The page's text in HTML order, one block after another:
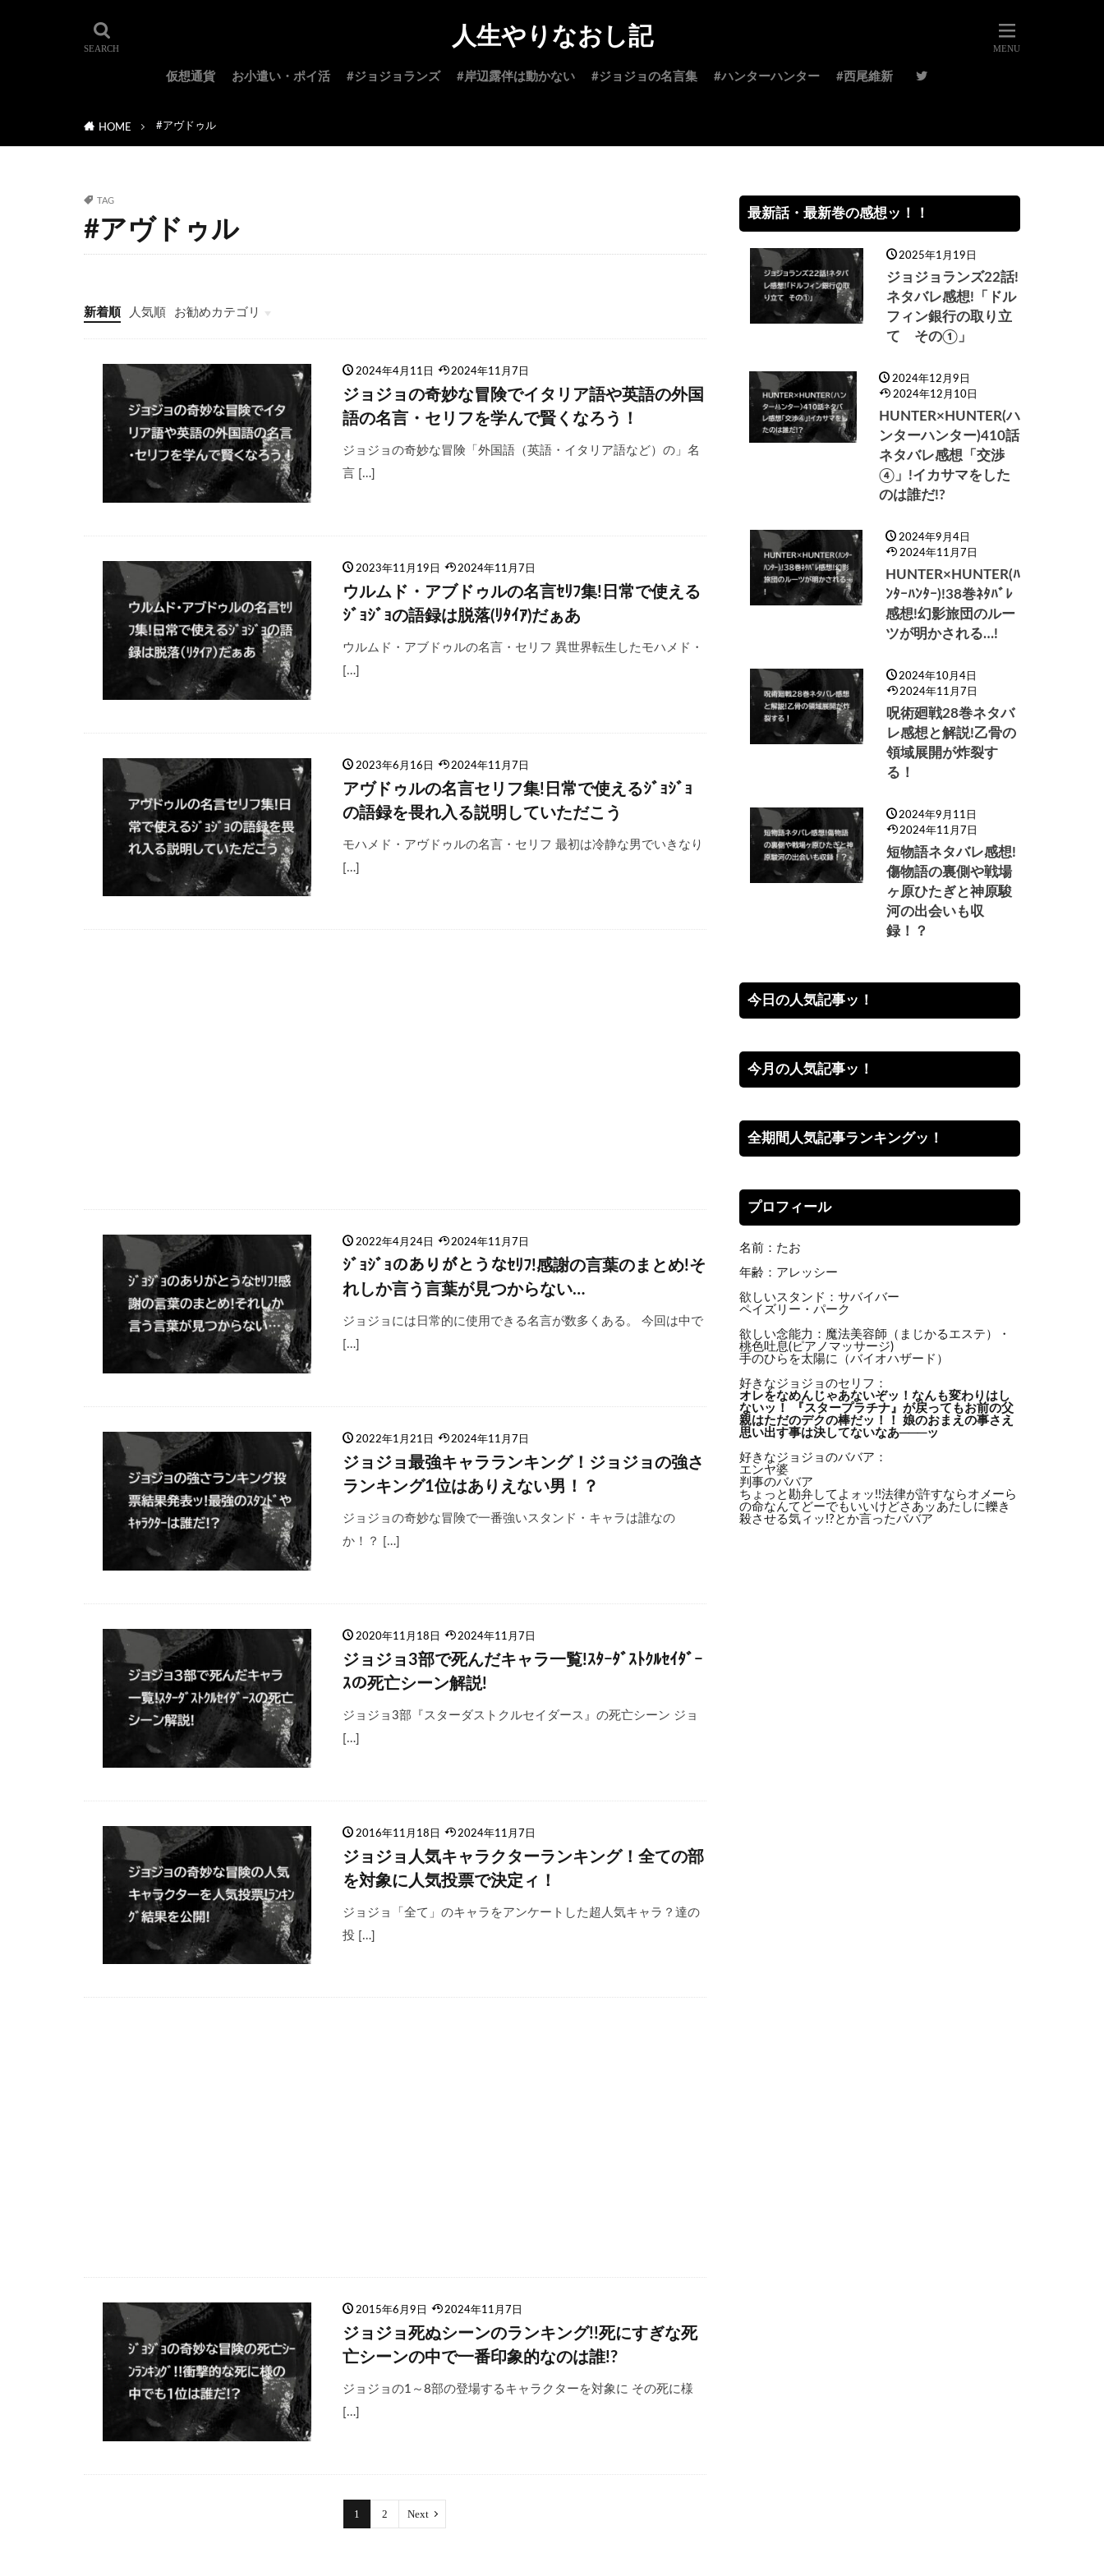
人生やりなおし記
仮想通貨 お小遣い・ポイ活 #ジョジョランズ #岸辺露伴は動かない #ジョジョの名言集 #ハンターハンター #西尾維新
HOME #アヴドゥル
TAG
#アヴドゥル
新着順 人気順 お勧めカテゴリ
#ジョジョ特集
#ジョジョのキャラクター紹介
#ジョジョランキング
#ジョジョアニメ
#ジョジョランズ
#岸辺露伴は動かない
#ジョジョ小説
2024年4月11日 2024年11月7日
ジョジョの奇妙な冒険でイタリア語や英語の外国
語の名言・セリフを学んで賢くなろう！
ジョジョの奇妙な冒険「外国語（英語・イタリア語など）の」名
言 […]
2023年11月19日 2024年11月7日
ウルムド・アブドゥルの名言ｾﾘﾌ集!日常で使える
ｼﾞｮｼﾞｮの語録は脱落(ﾘﾀｲｱ)だぁあ
ウルムド・アブドゥルの名言・セリフ 異世界転生したモハメド・
[…]
2023年6月16日 2024年11月7日
アヴドゥルの名言セリフ集!日常で使えるｼﾞｮｼﾞｮ
の語録を畏れ入る説明していただこう
モハメド・アヴドゥルの名言・セリフ 最初は冷静な男でいきなり
[…]
2022年4月24日 2024年11月7日
ｼﾞｮｼﾞｮのありがとうなｾﾘﾌ!感謝の言葉のまとめ!そ
れしか言う言葉が見つからない…
ジョジョには日常的に使用できる名言が数多くある。 今回は中で
[…]
2022年1月21日 2024年11月7日
ジョジョ最強キャラランキング！ジョジョの強さ
ランキング1位はありえない男！？
ジョジョの奇妙な冒険で一番強いスタンド・キャラは誰なの
か！？ […]
2020年11月18日 2024年11月7日
ジョジョ3部で死んだキャラ一覧!ｽﾀｰﾀﾞｽﾄｸﾙｾｲﾀﾞｰ
ｽの死亡シーン解説!
ジョジョ3部『スターダストクルセイダース』の死亡シーン ジョ
[…]
2016年11月18日 2024年11月7日
ジョジョ人気キャラクターランキング！全ての部
を対象に人気投票で決定ィ！
ジョジョ「全て」のキャラをアンケートした超人気キャラ？達の
投 […]
2015年6月9日 2024年11月7日
ジョジョ死ぬシーンのランキング!!死にすぎな死
亡シーンの中で一番印象的なのは誰!?
ジョジョの1～8部の登場するキャラクターを対象に その死に様
[…]
1 2 Next
最新話・最新巻の感想ッ！！
2025年1月19日
ジョジョランズ22話!
ネタバレ感想!「ドル
フィン銀行の取り立
て その①」
2024年12月9日
2024年12月10日
HUNTER×HUNTER(ハ
ンターハンター)410話
ネタバレ感想「交渉
④」!イカサマをした
のは誰だ!?
2024年9月4日
2024年11月7日
HUNTER×HUNTER(ﾊ
ﾝﾀｰﾊﾝﾀｰ)!38巻ﾈﾀﾊﾞﾚ
感想!幻影旅団のルー
ツが明かされる…!
2024年10月4日
2024年11月7日
呪術廻戦28巻ネタバ
レ感想と解説!乙骨の
領域展開が炸裂す
る！
2024年9月11日
2024年11月7日
短物語ネタバレ感想!
傷物語の裏側や戦場
ヶ原ひたぎと神原駿
河の出会いも収
録！？
今日の人気記事ッ！
今月の人気記事ッ！
全期間人気記事ランキングッ！
プロフィール
名前：たお
年齢：アレッシー
欲しいスタンド：サバイバー
ペイズリー・パーク
欲しい念能力：魔法美容師（まじかるエステ）・
桃色吐息(ピアノマッサージ)
手のひらを太陽に（バイオハザード）
好きなジョジョのセリフ：
オレをなめんじゃあないぞッ！ なんも変わりはし
ないッ！ 『スタープラチナ』が戻ってもお前の父
親はただのデクの棒だッ！！ 娘のおまえの事さえ
思い出す事は決してないなあ───ッ
好きなジョジョのババア：
エンヤ婆
判事のババア
ちょっと勘弁してよォッ!!法律が許すならオメーら
の命なんてどーでもいいけどさあッあたしに轢き
殺させる気ィッ!?とか言ったババア